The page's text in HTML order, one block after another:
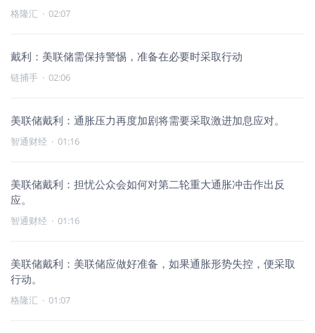
格隆汇 · 02:07
戴利：美联储需保持警惕，准备在必要时采取行动
链捕手 · 02:06
美联储戴利：通胀压力再度加剧将需要采取激进加息应对。
智通财经 · 01:16
美联储戴利：担忧公众会如何对第二轮重大通胀冲击作出反
应。
智通财经 · 01:16
美联储戴利：美联储应做好准备，如果通胀形势失控，便采取
行动。
格隆汇 · 01:07